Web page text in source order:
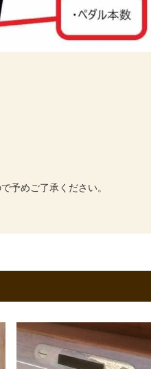
予めご了承ください。